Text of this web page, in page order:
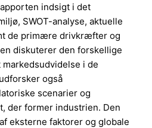
indsigt i det
SWOT-analyse, aktuelle
de primære drivkræfter og
diskuterer den forskellige
i de
også
scenarier og
der former industrien. Den
eksterne faktorer og globale